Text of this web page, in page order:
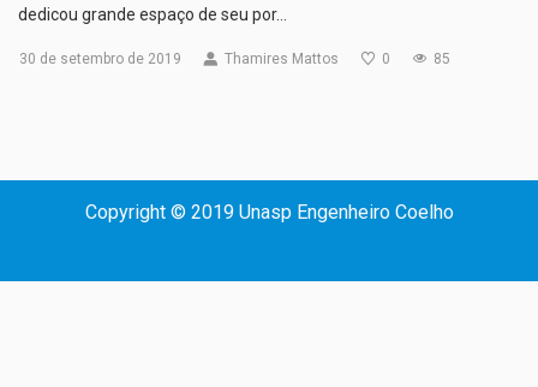
dedicou grande espaço de seu por…
30 de setembro de 2019 Thamires Mattos 0 85
Copyright © 2019 Unasp Engenheiro Coelho